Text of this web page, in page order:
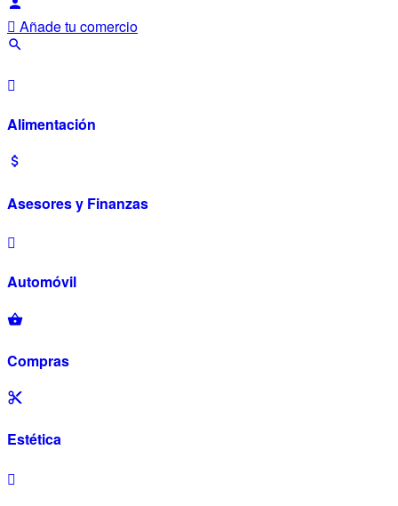
Añade tu comercio
Alimentación
Asesores y Finanzas
Automóvil
Compras
Estética